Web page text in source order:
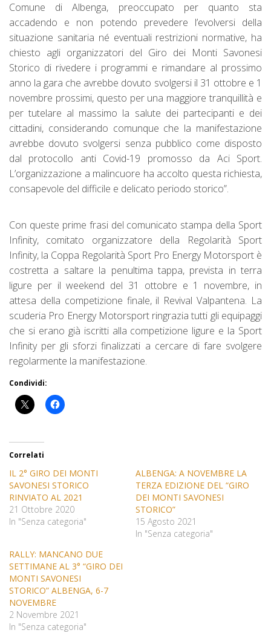
Comune di Albenga, preoccupato per quanto sta
accadendo e non potendo prevedere l’evolversi della
situazione sanitaria né eventuali restrizioni normative, ha
chiesto agli organizzatori del Giro dei Monti Savonesi
Storico di rivedere i programmi e rimandare al prossimo
anno la gara che avrebbe dovuto svolgersi il 31 ottobre e 1
novembre prossimi, questo per una maggiore tranquillità e
per tutelare al massimo la salute dei partecipanti e dei
cittadini, considerando comunque che la manifestazione
avrebbe dovuto svolgersi senza pubblico come disposto
dal protocollo anti Covid-19 promosso da Aci Sport.
L’organizzazione a malincuore ha accolto questa richiesta,
consapevole del difficile e delicato periodo storico”.
Con queste prime frasi del comunicato stampa della Sport
Infinity, comitato organizzatore della Regolarità Sport
Infinity, la Coppa Regolarità Sport Pro Energy Motorsport è
costretta a saltare la penultima tappa, prevista in terra
ligure per il weekend del 31 ottobre e 1 novembre, in
attesa della competizione finale, il Revival Valpantena. La
scuderia Pro Energy Motorsport ringrazia tutti gli equipaggi
che si erano già iscritti alla competizione ligure e la Sport
Infinity per gli sforzi finalizzati a cercare di fare svolgere
regolarmente la manifestazione.
Condividi:
Correlati
IL 2° GIRO DEI MONTI
SAVONESI STORICO
RINVIATO AL 2021
21 Ottobre 2020
In "Senza categoria"
ALBENGA: A NOVEMBRE LA
TERZA EDIZIONE DEL “GIRO
DEI MONTI SAVONESI
STORICO”
15 Agosto 2021
In "Senza categoria"
RALLY: MANCANO DUE
SETTIMANE AL 3° “GIRO DEI
MONTI SAVONESI
STORICO” ALBENGA, 6-7
NOVEMBRE
2 Novembre 2021
In "Senza categoria"